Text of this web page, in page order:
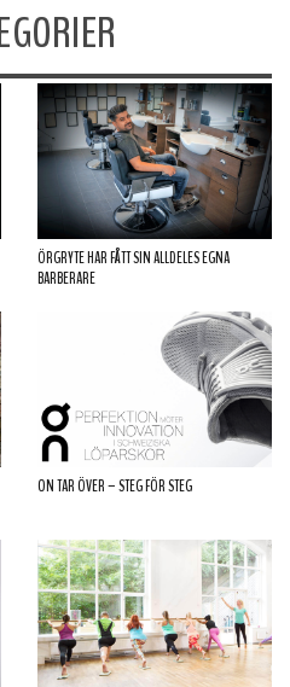
ÖRGRYTE HAR FÅTT SIN ALLDELES EGNA
BARBERARE
ON TAR ÖVER – STEG FÖR STEG